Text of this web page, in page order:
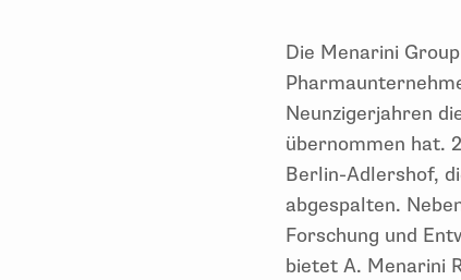
Die Menarini
Neunzigerjahren
übernommen hat.
Berlin-Adlershof,
abgespalten.
Forschung und
bietet A. Menarini